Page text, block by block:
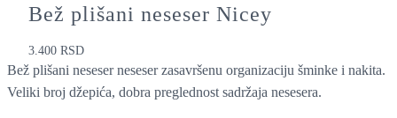
Bež plišani neseser Nicey
3.400RSD
Bež plišani neseser neseser zasavršenu organizaciju šminke i nakita.
Veliki broj džepića, dobra preglednost sadržaja nesesera.